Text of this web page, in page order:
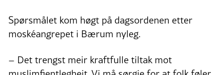
Spørsmålet kom høgt på dagsordenen etter
moskéangrepet i Bærum nyleg.
– Det trengst meir kraftfulle tiltak mot